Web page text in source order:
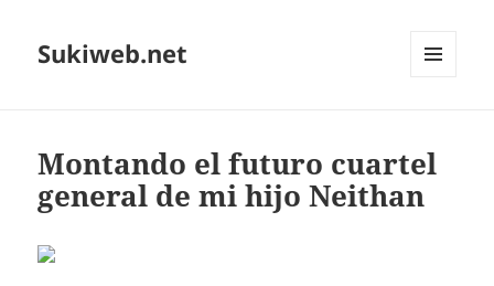
Sukiweb.net
Montando el futuro cuartel
general de mi hijo Neithan